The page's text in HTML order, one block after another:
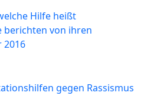
Hilfe heißt
berichten von ihren
2016
gegen Rassismus